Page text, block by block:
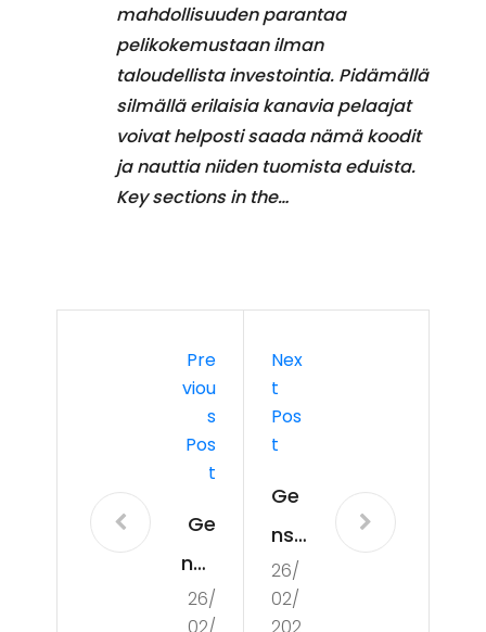
mahdollisuuden parantaa
pelikokemustaan ilman
taloudellista investointia. Pidämällä
silmällä erilaisia kanavia pelaajat
voivat helposti saada nämä koodit
ja nauttia niiden tuomista eduista.
Key sections in the…
Pre
Viou
S
Pos
T
Ge
nsh
in
26/
02/
Nex
T
Pos
T
Ge
nsh
in
Imp
26/
02/
202